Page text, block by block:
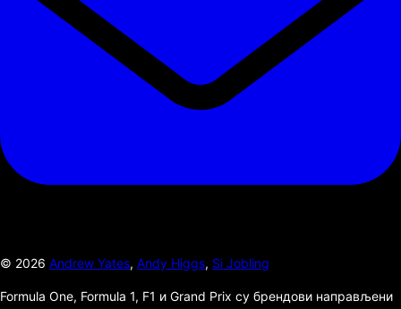
© 2026 Andrew Yates, Andy Higgs, Si Jobling
Formula One, Formula 1, F1 и Grand Prix су брендови направљени